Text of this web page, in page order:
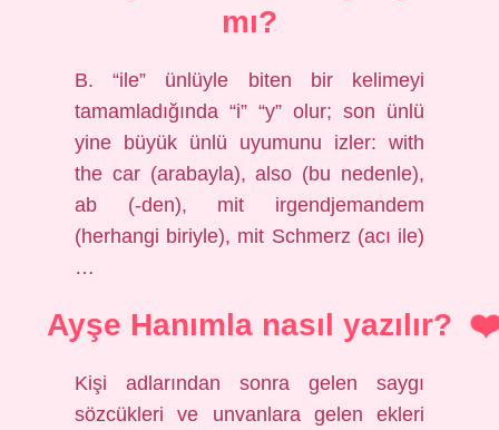
mı?
B. “ile” ünlüyle biten bir kelimeyi
tamamladığında “i” “y” olur; son ünlü
yine büyük ünlü uyumunu izler: with
the car (arabayla), also (bu nedenle),
ab (-den), mit irgendjemandem
(herhangi biriyle), mit Schmerz (acı ile)
…
Ayşe Hanımla nasıl yazılır?
Kişi adlarından sonra gelen saygı
sözcükleri ve unvanlara gelen ekleri